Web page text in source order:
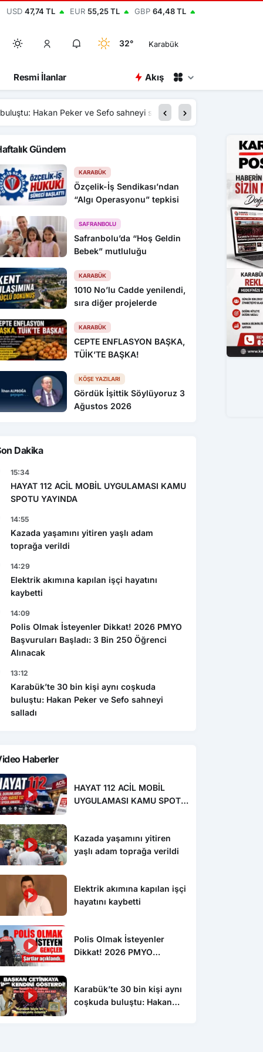
USD 47,74 TL EUR 55,25 TL GBP 64,48 TL
32° Karabük
Resmi İlanlar Akış
13:01 Karabük’te
Gündem
KARABÜK
Özçelik-İş Sendikası’ndan
“Algı Operasyonu” tepkisi
SAFRANBOLU
Safranbolu’da “Hoş Geldin
Bebek” mutluluğu
KARABÜK
1010 No’lu Cadde yenilendi,
sıra diğer projelerde
KARABÜK
CEPTE ENFLASYON BAŞKA,
TÜİK’TE BAŞKA!
KÖŞE YAZILARI
Gördük İşittik Söylüyoruz 3
Ağustos 2026
Dakika
15:34
HAYAT 112 ACİL MOBİL UYGULAMASI KAMU
SPOTU YAYINDA
14:55
Kazada yaşamını yitiren yaşlı adam
toprağa verildi
14:29
Elektrik akımına kapılan işçi hayatını
kaybetti
14:09
Polis Olmak İsteyenler Dikkat! 2026 PMYO
Başvuruları Başladı: 3 Bin 250 Öğrenci
Alınacak
13:12
Karabük’te 30 bin kişi aynı coşkuda
buluştu: Hakan Peker ve Sefo sahneyi
salladı
Haberler
HAYAT 112 ACİL MOBİL
UYGULAMASI KAMU SPOTU
Kazada yaşamını yitiren
yaşlı adam toprağa verildi
Elektrik akımına kapılan işçi
hayatını kaybetti
Polis Olmak İsteyenler
Dikkat! 2026 PMYO
Karabük’te 30 bin kişi aynı
coşkuda buluştu: Hakan